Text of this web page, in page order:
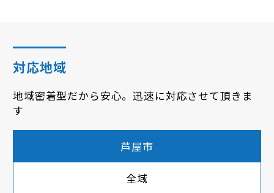
対応地域
地域密着型だから安心。迅速に対応させて頂きま
す
芦屋市
全域